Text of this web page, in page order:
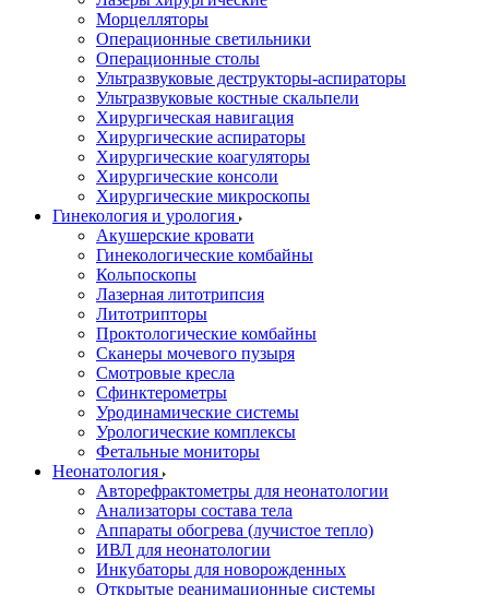
Морцелляторы
Операционные светильники
Операционные столы
Ультразвуковые деструкторы-аспираторы
Ультразвуковые костные скальпели
Хирургическая навигация
Хирургические аспираторы
Хирургические коагуляторы
Хирургические консоли
Хирургические микроскопы
Гинекология и урология
Акушерские кровати
Гинекологические комбайны
Кольпоскопы
Лазерная литотрипсия
Литотрипторы
Проктологические комбайны
Сканеры мочевого пузыря
Смотровые кресла
Сфинктерометры
Уродинамические системы
Урологические комплексы
Фетальные мониторы
Неонатология
Авторефрактометры для неонатологии
Анализаторы состава тела
Аппараты обогрева (лучистое тепло)
ИВЛ для неонатологии
Инкубаторы для новорожденных
Открытые реанимационные системы